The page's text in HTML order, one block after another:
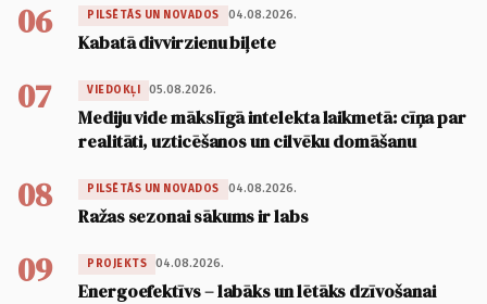
06 PILSĒTĀS UN NOVADOS 04.08.2026.
Kabatā divvirzienu biļete
07 VIEDOKĻI 05.08.2026.
Mediju vide mākslīgā intelekta laikmetā: cīņa par
realitāti, uzticēšanos un cilvēku domāšanu
08 PILSĒTĀS UN NOVADOS 04.08.2026.
Ražas sezonai sākums ir labs
09 PROJEKTS 04.08.2026.
Energoefektīvs – labāks un lētāks dzīvošanai